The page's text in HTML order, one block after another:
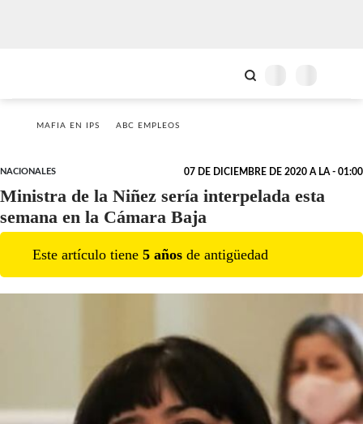
MAFIA EN IPS ABC EMPLEOS
NACIONALES 07 DE DICIEMBRE DE 2020 A LA - 01:00
Ministra de la Niñez sería interpelada esta
semana en la Cámara Baja
Este artículo tiene 5 años de antigüedad